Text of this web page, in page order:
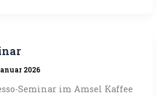
2026
Seminar im Amsel Kaffee